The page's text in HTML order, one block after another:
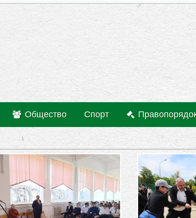
Общество Спорт